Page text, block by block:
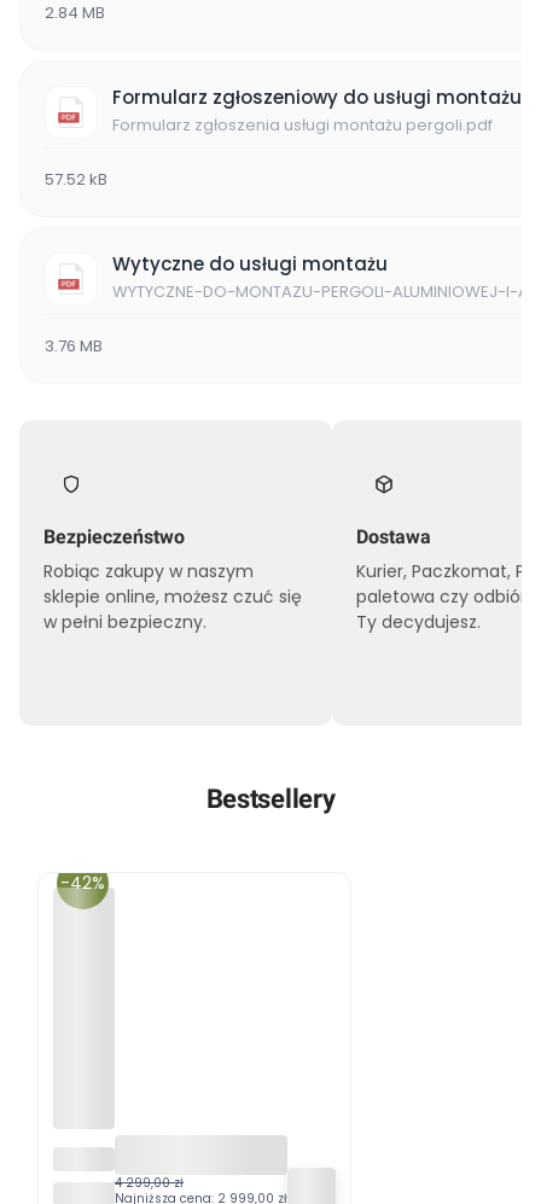
2.84 MB
Formularz zgłoszenia usługi montażu pergoli.pdf
57.52 kB
Formularz zgłoszeniowy do usługi montażu
WYTYCZNE-DO-MONTAZU-PERGOLI-ALUMINIOWEJ-I-
3.76 MB
Wytyczne do usługi montażu
Bezpieczeństwo
Robiąc zakupy w naszym
sklepie online, możesz czuć się
w pełni bezpieczny.
Dostawa
Kurier, Paczkomat,
paletowa czy odbiór
Ty decydujesz.
Bestsellery
W
ESTI&ESTA®4 299,00 zł
-42%
Najniższa cena: 2 999,00 zł